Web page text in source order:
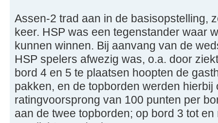
Assen-2 trad aan in de basisopstelling,
keer. HSP was een tegenstander waar
kunnen winnen. Bij aanvang van de
HSP spelers afwezig was, o.a. door
bord 4 en 5 te plaatsen hoopten de
pakken, en de topborden werden
ratingvoorsprong van 100 punten per
aan de twee topborden; op bord 3 tot